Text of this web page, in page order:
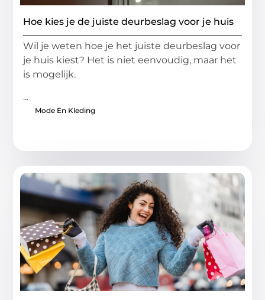
Hoe kies je de juiste deurbeslag voor je huis
Wil je weten hoe je het juiste deurbeslag voor
je huis kiest? Het is niet eenvoudig, maar het
is mogelijk.
...
Mode En Kleding